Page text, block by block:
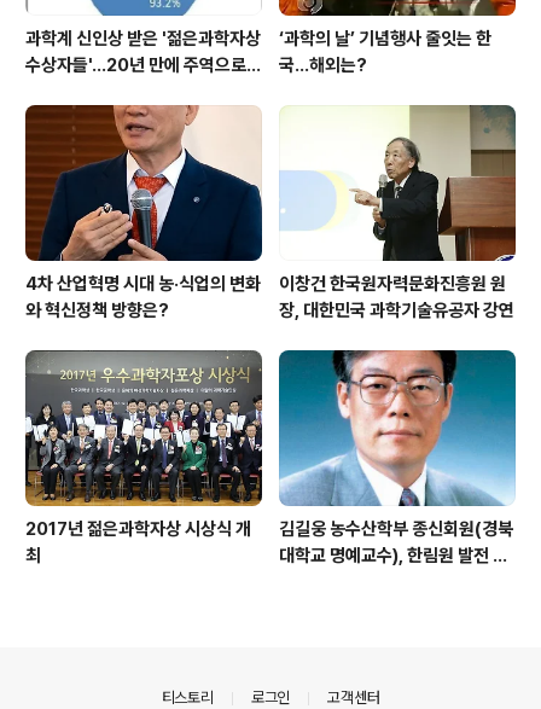
과학계 신인상 받은 '젊은과학자상
수상자들'…20년 만에 주역으로
‘과학의 날’ 기념행사 줄잇는 한
국…해외는?
4차 산업혁명 시대 농·식업의 변화
와 혁신정책 방향은?
이창건 한국원자력문화진흥원 원
장, 대한민국 과학기술유공자 강연
2017년 젊은과학자상 시상식 개
최
김길웅 농수산학부 종신회원(경북
대학교 명예교수), 한림원 발전 위
티스토리 로그인 고객센터